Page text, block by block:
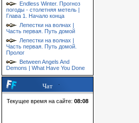
Endless Winter. Прогноз
погоды - столетняя метель |
Глава 1. Начало конца
Лепестки на волнах |
Часть первая. Путь домой
Лепестки на волнах |
Часть первая. Путь домой.
Пролог
Between Angels And
Demons | What Have You Done
Чат
Текущее время на сайте: 08:08